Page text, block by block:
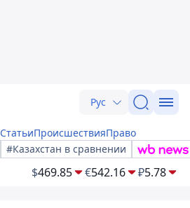
Рус
СтатьиПроисшествияПраво
#Казахстан в сравнении
$469.85 €542.16 ₽5.78